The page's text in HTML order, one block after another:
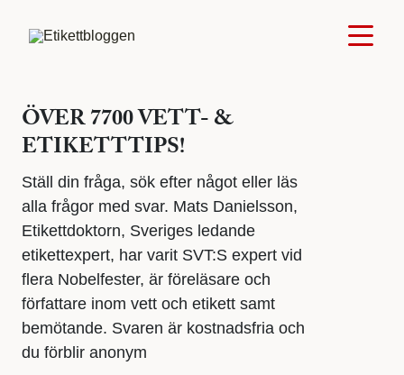
ÖVER 7700 VETT- &
ETIKETTTIPS!
Ställ din fråga, sök efter något eller läs
alla frågor med svar. Mats Danielsson,
Etikettdoktorn, Sveriges ledande
etikettexpert, har varit SVT:S expert vid
flera Nobelfester, är föreläsare och
författare inom vett och etikett samt
bemötande. Svaren är kostnadsfria och
du förblir anonym